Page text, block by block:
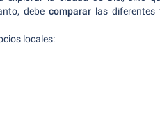
debe comparar las diferentes
locales: